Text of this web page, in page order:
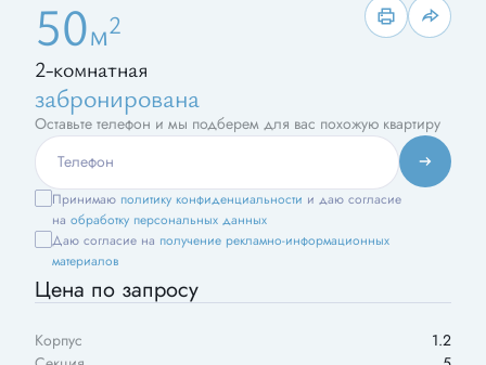
50м2
2-комнатная
забронирована
Оставьте телефон и мы подберем для вас похожую квартиру
Принимаю политику конфиденциальности и даю согласие
на обработку персональных данных
Даю согласие на получение рекламно-информационных
материалов
Цена по запросу
Корпус
1.2